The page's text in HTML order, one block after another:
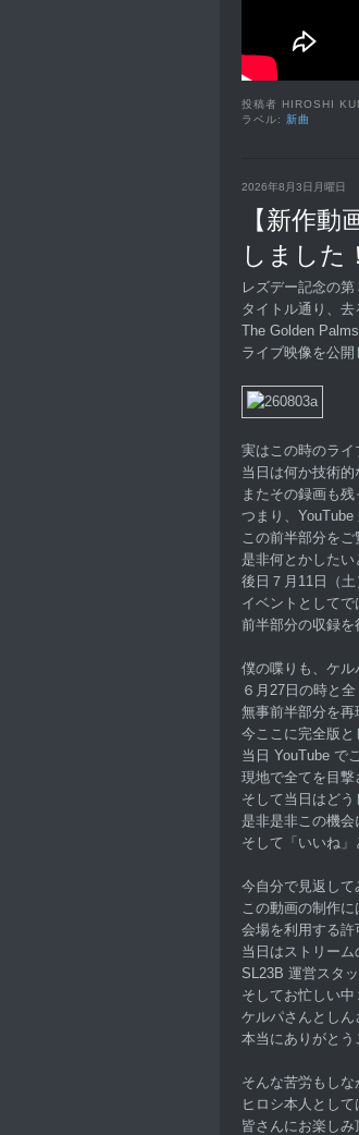
投稿者 HIROSHI
ラベル:新曲
2026年8月3日月曜日
【新作
しました！
レズデー記念の第
タイトル通り、
The Golden
ライブ映像を公開
実はこの時のライ
当日は何か技術的
またその録画も
つまり、
この前半部分を
是非何とかした
後日７月11日（
イベントとして
前半部分の収録を
僕の喋りも、ケ
６月27日の時と
無事前半部分を
今ここに完全版と
当日 YouTube で
現地で全てを目撃
そして当日はどう
是非是非この機会
そして「いいね
今自分で見返して
この動画の制作
会場を利用する許
当日はストリー
SL23B 運営スタッ
そしてお忙しい
ケルパさんとしん
本当にありがとう
そんな苦労もし
ヒロシ本人として
皆さんにお楽しみ